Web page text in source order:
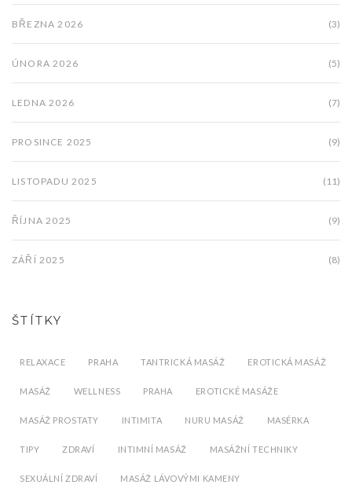
BŘEZNA 2026 (3)
ÚNORA 2026 (5)
LEDNA 2026 (7)
PROSINCE 2025 (9)
LISTOPADU 2025 (11)
ŘÍJNA 2025 (9)
ZÁŘÍ 2025 (8)
ŠTÍTKY
RELAXACE PRAHA TANTRICKÁ MASÁŽ EROTICKÁ MASÁŽ
MASÁŽ WELLNESS PRAHA EROTICKÉ MASÁŽE
MASÁŽ PROSTATY INTIMITA NURU MASÁŽ MASÉRKA
TIPY ZDRAVÍ INTIMNÍ MASÁŽ MASÁŽNÍ TECHNIKY
SEXUÁLNÍ ZDRAVÍ MASÁŽ LÁVOVÝMI KAMENY